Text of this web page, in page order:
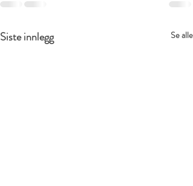
Siste innlegg Se alle